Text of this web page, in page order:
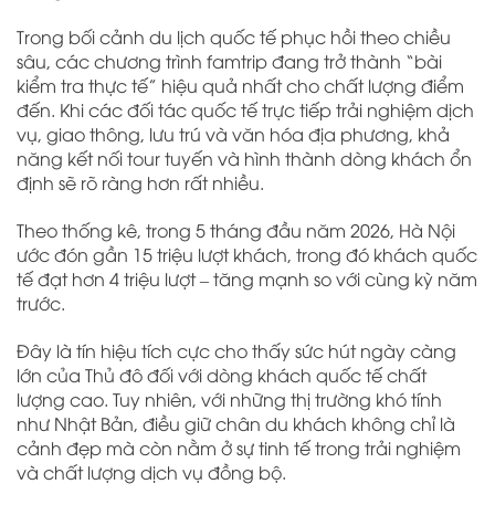
Trong bối cảnh du lịch quốc tế phục hồi theo chiều
sâu, các chương trình famtrip đang trở thành “bài
kiểm tra thực tế” hiệu quả nhất cho chất lượng điểm
đến. Khi các đối tác quốc tế trực tiếp trải nghiệm dịch
vụ, giao thông, lưu trú và văn hóa địa phương, khả
năng kết nối tour tuyến và hình thành dòng khách ổn
định sẽ rõ ràng hơn rất nhiều.
Theo thống kê, trong 5 tháng đầu năm 2026, Hà Nội
ước đón gần 15 triệu lượt khách, trong đó khách quốc
tế đạt hơn 4 triệu lượt – tăng mạnh so với cùng kỳ năm
trước.
Đây là tín hiệu tích cực cho thấy sức hút ngày càng
lớn của Thủ đô đối với dòng khách quốc tế chất
lượng cao. Tuy nhiên, với những thị trường khó tính
như Nhật Bản, điều giữ chân du khách không chỉ là
cảnh đẹp mà còn nằm ở sự tinh tế trong trải nghiệm
và chất lượng dịch vụ đồng bộ.